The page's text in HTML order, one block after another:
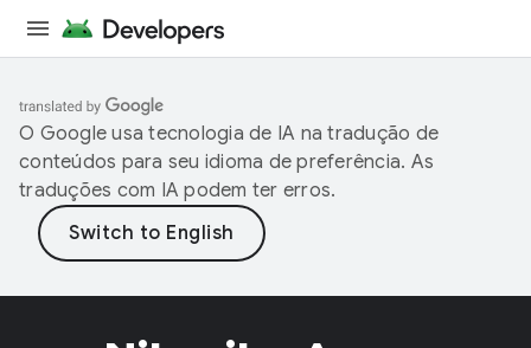
O Google usa tecnologia de IA na tradução de
conteúdos para seu idioma de preferência. As
traduções com IA podem ter erros.